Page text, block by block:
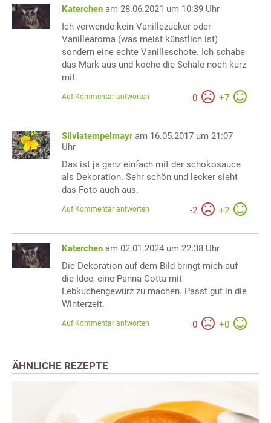
Katerchen am 28.06.2021 um 10:39 Uhr
Ich verwende kein Vanillezucker oder
Vanillearoma (was meist künstlich ist)
sondern eine echte Vanilleschote. Ich schabe
das Mark aus und koche die Schale noch kurz
mit.
-0 +7
Auf Kommentar antworten
Silviatempelmayr am 16.05.2017 um 21:07
Uhr
Das ist ja ganz einfach mit der schokosauce
als Dekoration. Sehr schön und lecker sieht
das Foto auch aus.
-2 +2
Auf Kommentar antworten
Katerchen am 02.01.2024 um 22:38 Uhr
Die Dekoration auf dem Bild bringt mich auf
die Idee, eine Panna Cotta mit
Lebkuchengewürz zu machen. Passt gut in die
Winterzeit.
-0 +0
Auf Kommentar antworten
ÄHNLICHE REZEPTE